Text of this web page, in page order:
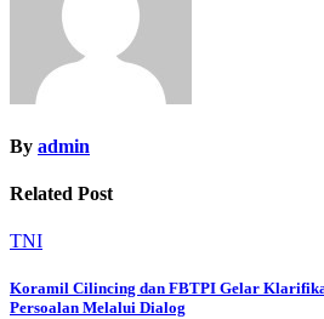
By admin
Related Post
TNI
Koramil Cilincing dan FBTPI Gelar
Persoalan Melalui Dialog